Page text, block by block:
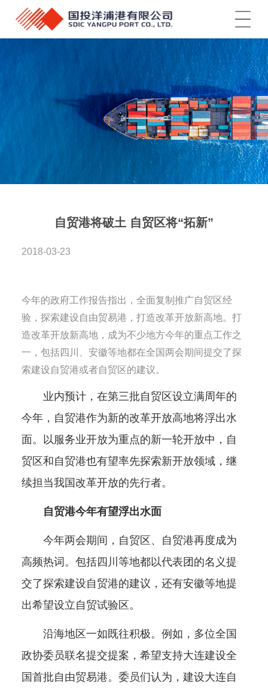
菜单
自贸港将破土 自贸区将“拓新”
2018-03-23
今年的政府工作报告指出，全面复制推广自贸区经
验，探索建设自由贸易港，打造改革开放新高地。打
造改革开放新高地，成为不少地方今年的重点工作之
一，包括四川、安徽等地都在全国两会期间提交了探
索建设自贸港或者自贸区的建议。
业内预计，在第三批自贸区设立满周年的
今年，自贸港作为新的改革开放高地将浮出水
面。以服务业开放为重点的新一轮开放中，自
贸区和自贸港也有望率先探索新开放领域，继
续担当我国改革开放的先行者。
自贸港今年有望浮出水面
今年两会期间，自贸区、自贸港再度成为
高频热词。包括四川等地都以代表团的名义提
交了探索建设自贸港的建议，还有安徽等地提
出希望设立自贸试验区。
沿海地区一如既往积极。例如，多位全国
政协委员联名提交提案，希望支持大连建设全
国首批自由贸易港。委员们认为，建设大连自